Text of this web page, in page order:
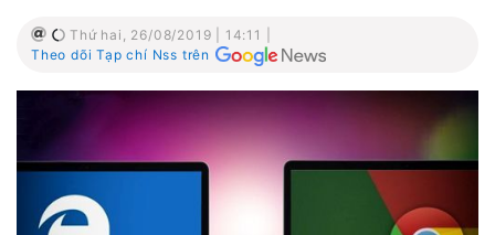
Thứ hai, 26/08/2019 | 14:11 |
Theo dõi Tạp chí Nss trên